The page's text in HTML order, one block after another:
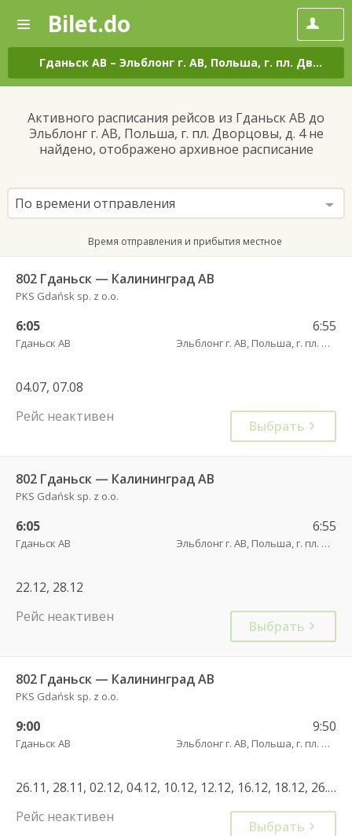
—
Поиск
и
покупка
билетов
автобус
онлайн
Bilet.do
Гданьск АВ – Эльблонг г. АВ, Польша, г. пл. Дворцовы, д. 4
Активного расписания рейсов из Гданьск АВ до
Эльблонг г. АВ, Польша, г. пл. Дворцовы, д. 4 не
найдено, отображено архивное расписание
По времени отправления
Время отправления и прибытия местное
802 Гданьск — Калининград АВ
PKS Gdańsk sp. z o.o.
6:05
Гданьск АВ
6:55
Эльблонг г. АВ, Польша, г. пл. Дворцовы, д. 4
04.07, 07.08
Рейс неактивен
Выбрать
802 Гданьск — Калининград АВ
PKS Gdańsk sp. z o.o.
6:05
Гданьск АВ
6:55
Эльблонг г. АВ, Польша, г. пл. Дворцовы, д. 4
22.12, 28.12
Рейс неактивен
Выбрать
802 Гданьск — Калининград АВ
PKS Gdańsk sp. z o.o.
9:00
Гданьск АВ
9:50
Эльблонг г. АВ, Польша, г. пл. Дворцовы, д. 4
26.11, 28.11, 02.12, 04.12, 10.12, 12.12, 16.12, 18.12, 26.12, 30.12, 02.01, 06.01, 08.01, 14.01, 16.01, 20.01, 22.01, 28.01, 30.01, 04.02, 06.02, 10.02, 12.02, 18.02, 20.02, 24.02, 26.02, 04.03, 06.03, 10.03, 12.03, 18.03, 20.03, 24.03
Рейс неактивен
Выбрать